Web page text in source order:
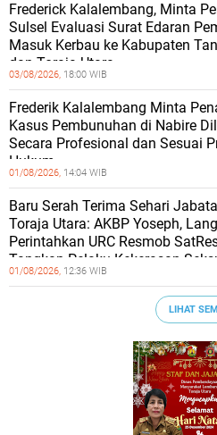
Frederick Kalalembang, Minta
Sulsel Evaluasi Surat Edaran
Masuk Kerbau ke Kabupaten
dan Toraja Utara
03/08/2026, 18:00 WIB
Frederik Kalalembang Minta
Kasus Pembunuhan di Nabire
Secara Profesional dan Sesuai
Hukum
01/08/2026, 14:04 WIB
Baru Serah Terima Sehari
Toraja Utara: AKBP Yoseph,
Perintahkan URC Resmob
Tangkap Pelaku Kekerasan
01/08/2026, 12:36 WIB
LIHAT